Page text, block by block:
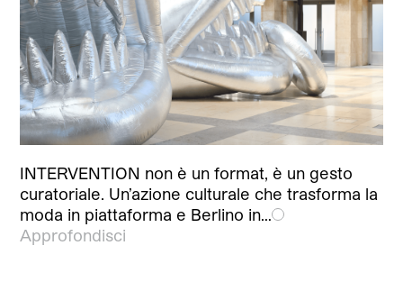
INTERVENTION non è un format, è un gesto
curatoriale. Un’azione culturale che trasforma la
moda in piattaforma e Berlino in…
Approfondisci